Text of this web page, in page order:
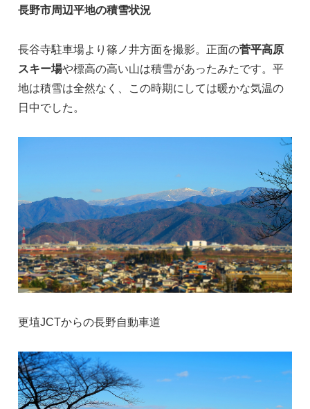
長野市周辺平地の積雪状況
長谷寺駐車場より篠ノ井方面を撮影。正面の菅平高原
スキー場や標高の高い山は積雪があったみたです。平
地は積雪は全然なく、この時期にしては暖かな気温の
日中でした。
更埴JCTからの長野自動車道